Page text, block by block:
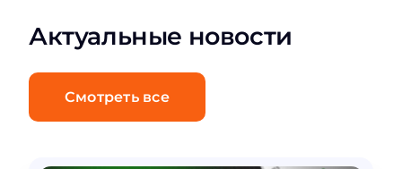
Актуальные новости
Смотреть все